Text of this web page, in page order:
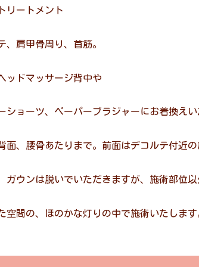
リートメント
、肩甲骨周り、首筋。
ッドマッサージ背中や
ショーツ、ペーパーブラジャーにお着換えい
面、腰骨あたりまで。前面はデコルテ付近の
ガウンは脱いでいただきますが、施術部位
空間の、ほのかな灯りの中で施術いたします